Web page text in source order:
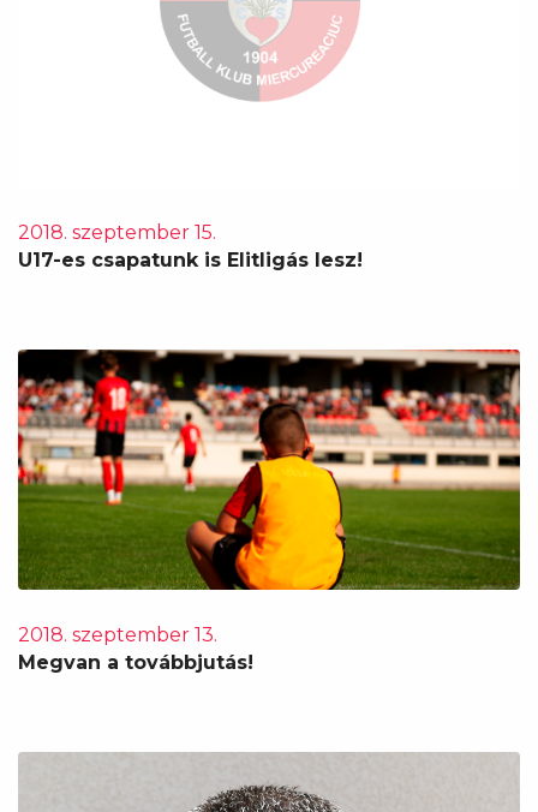
2018. szeptember 15.
U17-es csapatunk is Elitligás lesz!
2018. szeptember 13.
Megvan a továbbjutás!